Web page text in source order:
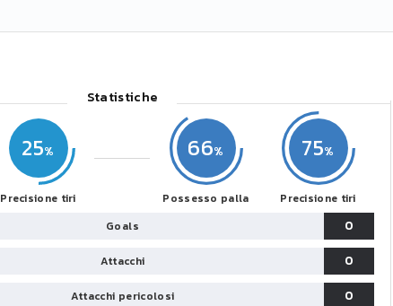
Statistiche
25
Precisione tiri
66
Possesso palla
75
Precisione tiri
Goals
0
Attacchi
0
Attacchi pericolosi
0